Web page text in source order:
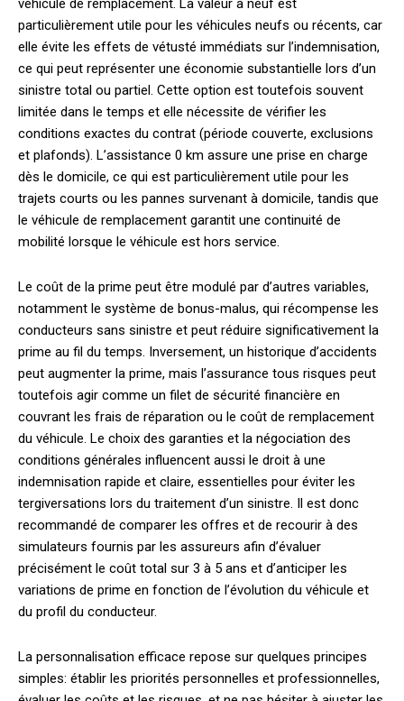
véhicule de remplacement. La valeur à neuf est
particulièrement utile pour les véhicules neufs ou récents, car
elle évite les effets de vétusté immédiats sur l’indemnisation,
ce qui peut représenter une économie substantielle lors d’un
sinistre total ou partiel. Cette option est toutefois souvent
limitée dans le temps et elle nécessite de vérifier les
conditions exactes du contrat (période couverte, exclusions
et plafonds). L’assistance 0 km assure une prise en charge
dès le domicile, ce qui est particulièrement utile pour les
trajets courts ou les pannes survenant à domicile, tandis que
le véhicule de remplacement garantit une continuité de
mobilité lorsque le véhicule est hors service.
Le coût de la prime peut être modulé par d’autres variables,
notamment le système de bonus-malus, qui récompense les
conducteurs sans sinistre et peut réduire significativement la
prime au fil du temps. Inversement, un historique d’accidents
peut augmenter la prime, mais l’assurance tous risques peut
toutefois agir comme un filet de sécurité financière en
couvrant les frais de réparation ou le coût de remplacement
du véhicule. Le choix des garanties et la négociation des
conditions générales influencent aussi le droit à une
indemnisation rapide et claire, essentielles pour éviter les
tergiversations lors du traitement d’un sinistre. Il est donc
recommandé de comparer les offres et de recourir à des
simulateurs fournis par les assureurs afin d’évaluer
précisément le coût total sur 3 à 5 ans et d’anticiper les
variations de prime en fonction de l’évolution du véhicule et
du profil du conducteur.
La personnalisation efficace repose sur quelques principes
simples: établir les priorités personnelles et professionnelles,